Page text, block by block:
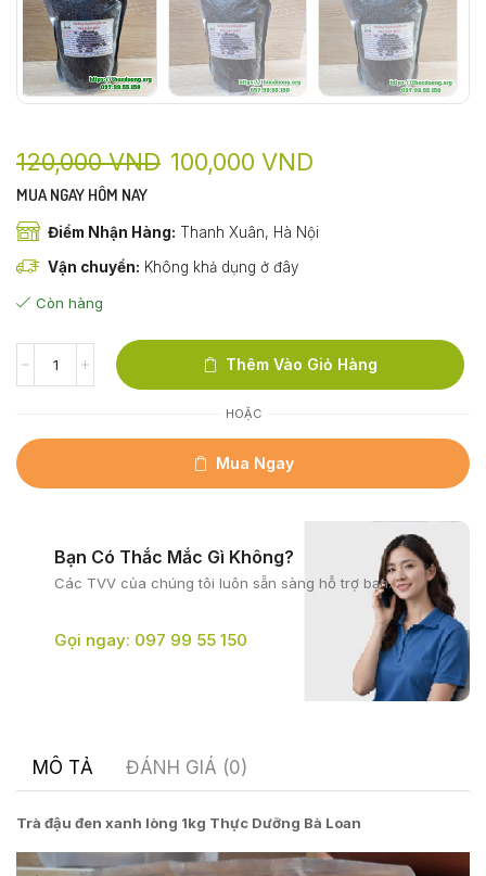
120,000VND 100,000 VND
MUA NGAY HÔM NAY
Điểm Nhận Hàng: Thanh Xuân, Hà Nội
Vận chuyển: Không khả dụng ở đây
Còn hàng
Thêm Vào Giỏ Hàng
HOẶC
Mua Ngay
Bạn Có Thắc Mắc Gì Không?
Các TVV của chúng tôi luôn sẵn sàng hỗ trợ bạn.
Gọi ngay: 097 99 55 150
MÔ TẢ ĐÁNH GIÁ (0)
Trà đậu đen xanh lòng 1kg Thực Dưỡng Bà Loan